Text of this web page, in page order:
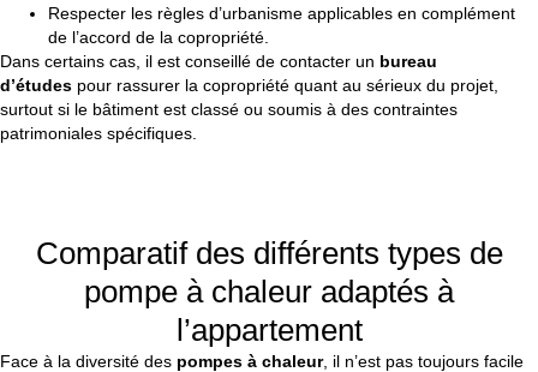
Respecter les règles d’urbanisme applicables en complément
de l’accord de la copropriété.
Dans certains cas, il est conseillé de contacter un bureau
d’études pour rassurer la copropriété quant au sérieux du projet,
surtout si le bâtiment est classé ou soumis à des contraintes
patrimoniales spécifiques.
Comparatif des différents types de
pompe à chaleur adaptés à
l’appartement
Face à la diversité des pompes à chaleur, il n’est pas toujours facile